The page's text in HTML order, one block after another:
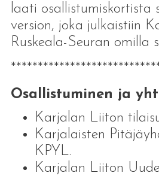
laati osallistumiskortista
version, joka julkaistiin
Ruskeala-Seuran omilla
Osallistuminen ja
Karjalan Liiton
Karjalaisten
KPYL.
Karjalan Liiton